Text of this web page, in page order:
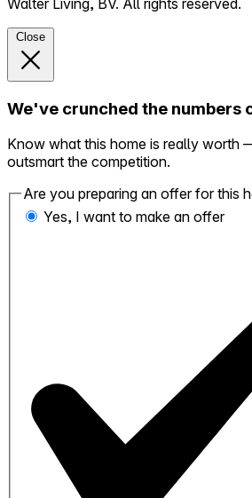
Walter Living, BV. All rights reserved.
Close
We've crunched the numbers
Know what this home is really worth
outsmart the competition.
Are you preparing an offer for this
Yes, I want to make an offer